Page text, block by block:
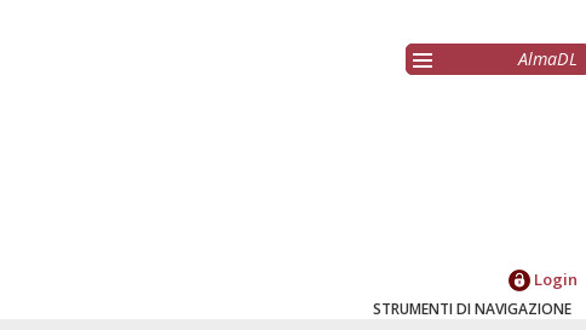
AlmaDL
Login
STRUMENTI DI NAVIGAZIONE